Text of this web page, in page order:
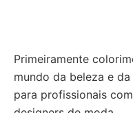
Primeiramente
mundo da beleza e
para profissionais